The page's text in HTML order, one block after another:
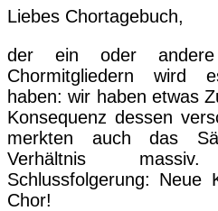
Liebes Chortagebuch,
der ein oder
Chormitgliedern wird
haben: wir haben etwas
Konsequenz dessen
merkten auch das
Verhältnis
Schlussfolgerung: Neue
Chor!